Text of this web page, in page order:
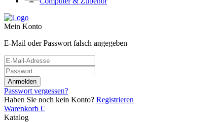
Mein Konto
E-Mail oder Passwort falsch angegeben
Passwort vergessen?
Haben Sie noch kein Konto? Registrieren
Warenkorb €
Katalog